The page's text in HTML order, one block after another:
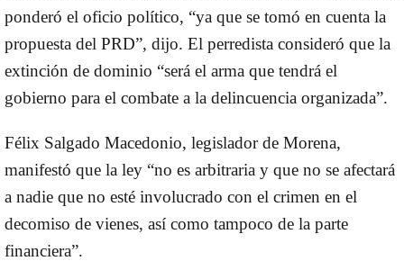
ponderó el oficio político, “ya que se tomó en cuenta la
propuesta del PRD”, dijo. El perredista consideró que la
extinción de dominio “será el arma que tendrá el
gobierno para el combate a la delincuencia organizada”.
Félix Salgado Macedonio, legislador de Morena,
manifestó que la ley “no es arbitraria y que no se afectará
a nadie que no esté involucrado con el crimen en el
decomiso de vienes, así como tampoco de la parte
financiera”.